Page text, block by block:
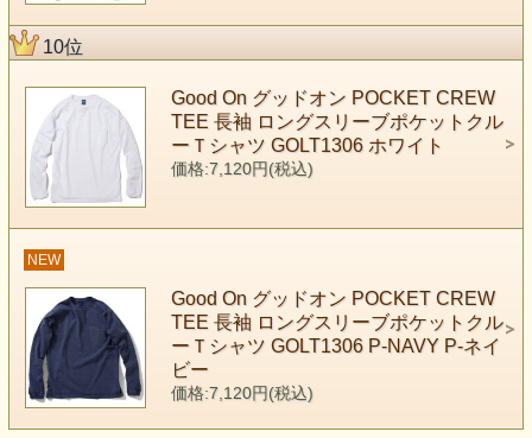
10位
Good On グッドオン POCKET CREW
TEE 長袖 ロングスリーブポケットクル
ーＴシャツ GOLT1306 ホワイト
価格:7,120円(税込)
NEW
Good On グッドオン POCKET CREW
TEE 長袖 ロングスリーブポケットクル
ーＴシャツ GOLT1306 P-NAVY P-ネイ
ビー
価格:7,120円(税込)